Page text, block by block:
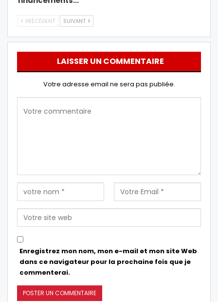
PRÉCÉDENT SUIVANT
LAISSER UN COMMENTAIRE
Votre adresse email ne sera pas publiée.
Enregistrez mon nom, mon e-mail et mon site Web
dans ce navigateur pour la prochaine fois que je
commenterai.